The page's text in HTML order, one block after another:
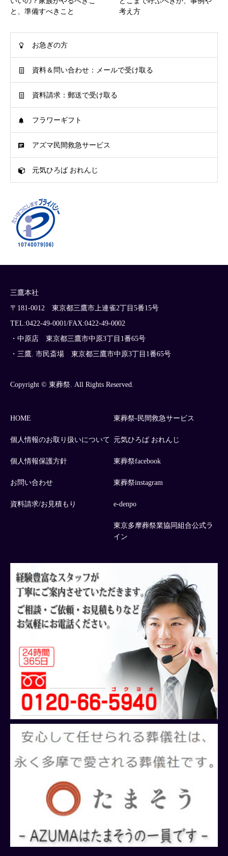
と、準備すべきこと
考え方
お急ぎの方
資料＆問い合わせ：メールで受け取る
資料請求：郵送で受け取る
フラワーギフト
アズマ民間救急サービス
元気ひろば おれんじ
三鷹本社
〒181-0012 東京都三鷹市上連雀2丁目5番15号
TEL:0422-49-0001/FAX:0422-49-0002
・中原店 東京都三鷹市中原3丁目1番65号
・三鷹. 市民斎場 東京都三鷹市中原3丁目1番65号
Copyright © 東葬祭. All Rights Reserved.
HOME
個人情報のお取り扱いについて
個人情報保護方針
お問い合わせ
資料請求/お見積もり
東葬祭-民間救急サービス
元気ひろば おれんじ
東葬祭facebook
東葬祭instagram
e-denpo
東京多摩葬祭業協同組合公式ラ
イン